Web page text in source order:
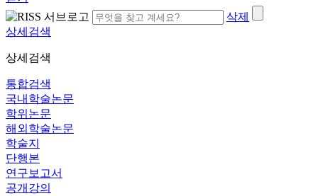
삭제
상세검색
상세검색
통합검색
국내학술논문
학위논문
해외학술논문
학술지
단행본
연구보고서
공개강의